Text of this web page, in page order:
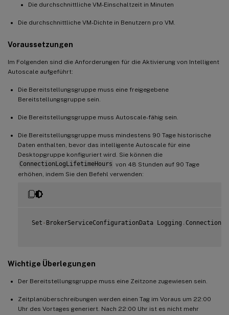
Die durchschnittliche VM-Einschaltzeit in Minuten
Die durchschnittliche VM-Dichte in Benutzern pro VM.
Voraussetzungen
Im Folgenden sind die Anforderungen für die Aktivierung von Intelligent
Autoscale aufgeführt:
Die Bereitstellungsgruppe muss eine freigegebene
Bereitstellungsgruppe sein.
Die Bereitstellungsgruppe muss Autoscale-fähig sein.
Die Bereitstellungsgruppe muss mindestens 90 Tage historische
Daten enthalten, bevor das intelligente Autoscale für eine
Desktopgruppe konfiguriert wird. Sie können die
ConnectionLogLifetimeHours von 48 Stunden auf 90 Tage
erhöhen, indem Sie den Befehl verwenden:
Set - BrokerServiceConfigurationData Logging .
Wichtige Überlegungen
Der Bereitstellungsgruppe muss eine Zeitzone zugewiesen sein.
Zeitplanüberschreibungen werden einen Tag im Voraus um 22:00
Uhr des Vortages generiert. Nach 22:00 Uhr ist es nicht mehr